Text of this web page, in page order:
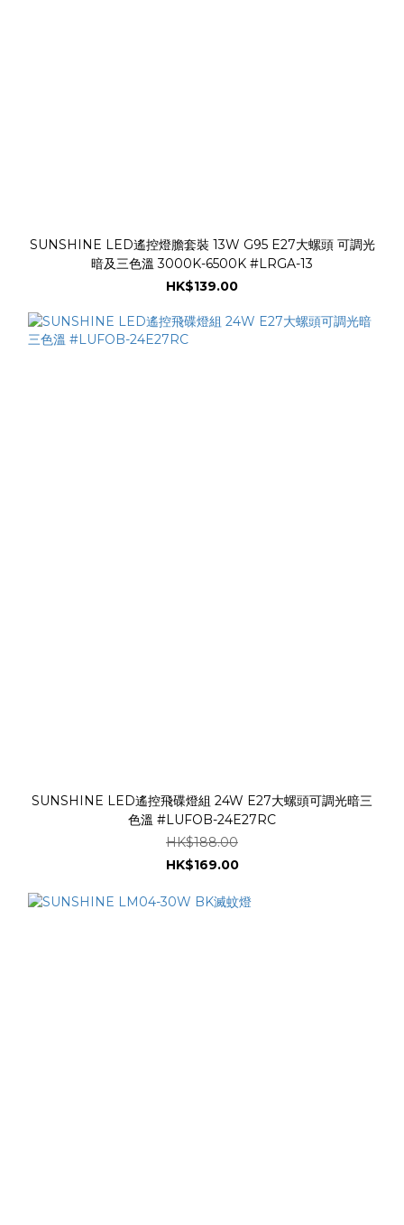
SUNSHINE LED遙控燈膽套裝 13W G95 E27大螺頭 可調光
暗及三色溫 3000K-6500K #LRGA-13
HK$139.00
SUNSHINE LED遙控飛碟燈組 24W E27大螺頭可調光暗三
色溫 #LUFOB-24E27RC
HK$188.00
HK$169.00